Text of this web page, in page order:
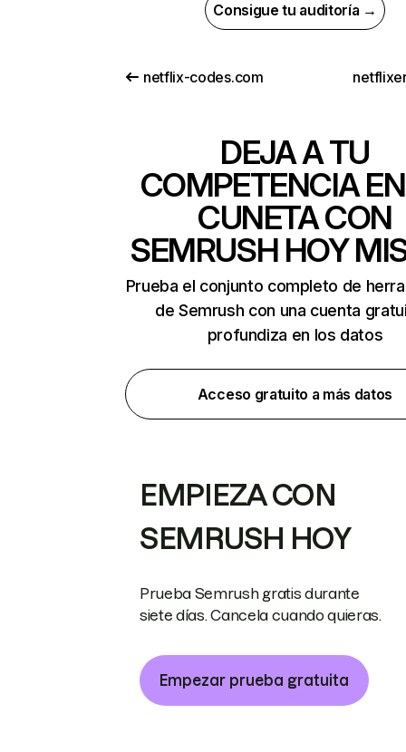
Consigue tu auditoría →
netflix-codes.com
DEJA A TU
COMPETENCIA
CUNETA CON
SEMRUSH HOY
Prueba el conjunto completo de
de Semrush con una cuenta
profundiza en los datos
Acceso gratuito a más datos
EMPIEZA CON
SEMRUSH HOY
Prueba Semrush gratis durante
siete días. Cancela cuando quieras.
Empezar prueba gratuita